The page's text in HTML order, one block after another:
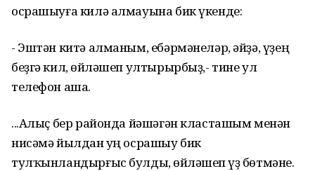
осрашыуға килә алмауына бик үкенде:
- Эштән китә алманым, ебәрмәнеләр, әйҙә, үҙең
беҙгә кил, һөйләшеп ултырырбыҙ,- тине ул
телефон аша.
...Алыҫ бер районда йәшәгән класташым менән
нисәмә йылдан һуң осрашыу бик
тулҡынландырғыс булды, һөйләшеп һүҙ бөтмәне.